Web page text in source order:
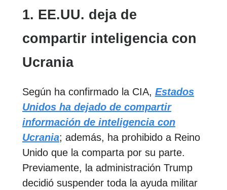
1. EE.UU. deja de
compartir inteligencia con
Ucrania
Según ha confirmado la CIA, Estados
Unidos ha dejado de compartir
información de inteligencia con
Ucrania; además, ha prohibido a Reino
Unido que la comparta por su parte.
Previamente, la administración Trump
decidió suspender toda la ayuda militar